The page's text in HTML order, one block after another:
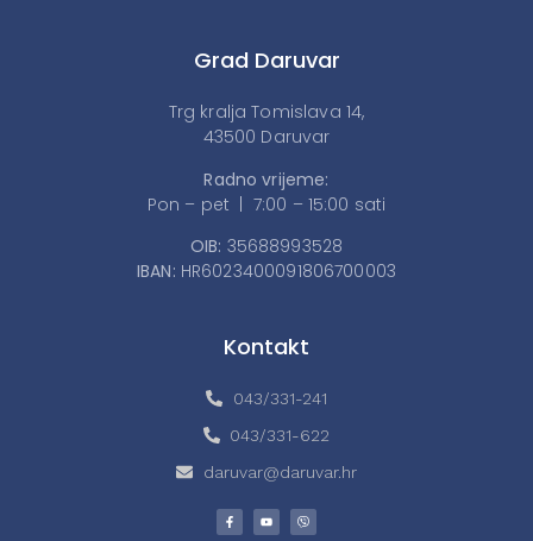
Grad Daruvar
Trg kralja Tomislava 14,
43500 Daruvar
Radno vrijeme:
Pon – pet | 7:00 – 15:00 sati
OIB: 35688993528
IBAN: HR6023400091806700003
Kontakt
043/331-241
043/331-622
daruvar@daruvar.hr